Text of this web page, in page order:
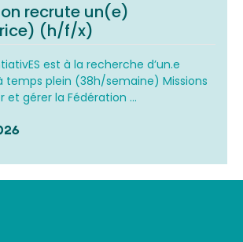
recrute un(e)
(h/f/x)
est à la recherche d’un.e
temps plein (38h/semaine) Missions
et gérer la Fédération ...